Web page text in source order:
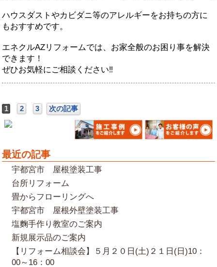
ハウスダストやカビダニ等のアレルギーをお持ちの方に
もおすすめです。
エネクルAZリフォームでは、お家全般のお困り事を解決
できます！
ぜひお気軽にご相談ください‼
1 2 3 次の記事
最近の記事
宇都宮市 屋根塗装工事
台所リフォーム
畳からフローリングへ
宇都宮市 屋根外壁塗装工事
塩麴手作り教室のご案内
新規展示品のご案内
【リフォーム相談会】５月２０日(土)２１日(日)10：
00～16：00